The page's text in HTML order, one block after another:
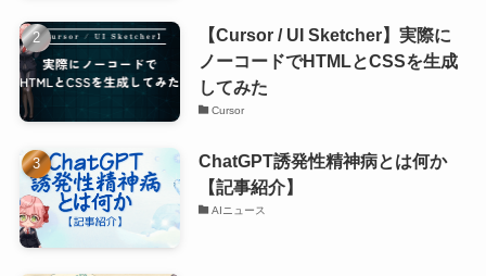
【Cursor / UI Sketcher】実際に
ノーコードでHTMLとCSSを生成
してみた
Cursor
ChatGPT誘発性精神病とは何か
【記事紹介】
AIニュース